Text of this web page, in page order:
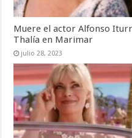
Muere el actor Alfonso
Thalía en Marimar
julio 28, 2023